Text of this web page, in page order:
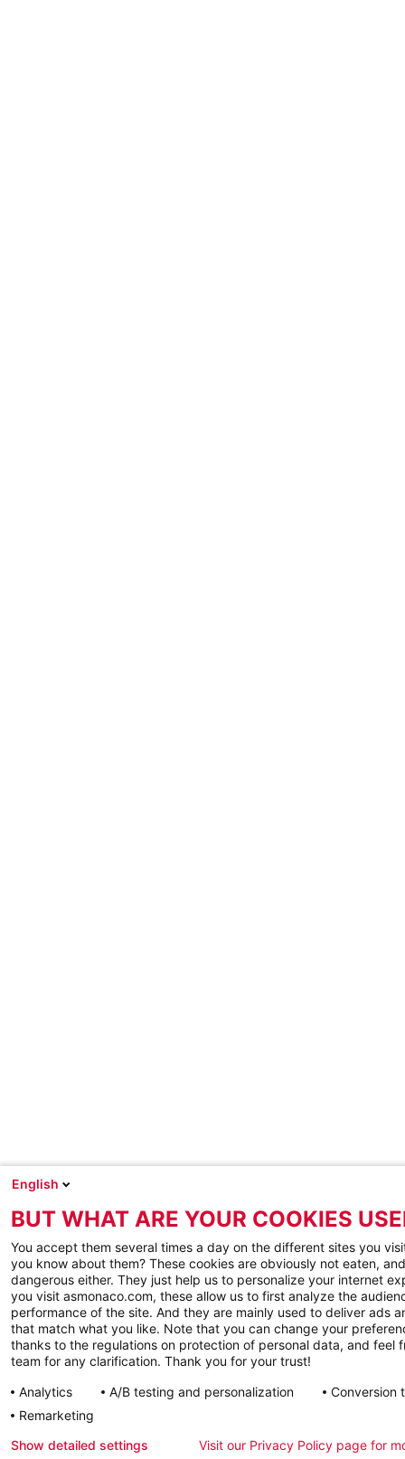
English
BUT WHAT ARE YOUR COOKIES
You accept them several times a day on the different sites you
you know about them? These cookies are obviously not eaten,
dangerous either. They just help us to personalize your internet
you visit asmonaco.com, these allow us to first analyze the
performance of the site. And they are mainly used to deliver ads
that match what you like. Note that you can change your
thanks to the regulations on protection of personal data, and feel
team for any clarification. Thank you for your trust!
Analytics
A/B testing and personalization
Conversion
Remarketing
Show detailed settings
Visit our Privacy Policy page for